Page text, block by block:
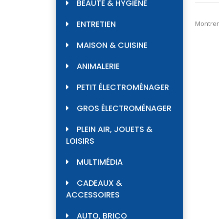
BEAUTÉ & HYGIÈNE
ENTRETIEN
MAISON & CUISINE
ANIMALERIE
PETIT ÉLECTROMÉNAGER
GROS ÉLECTROMÉNAGER
PLEIN AIR, JOUETS &
LOISIRS
MULTIMÉDIA
CADEAUX &
ACCESSOIRES
AUTO, BRICO